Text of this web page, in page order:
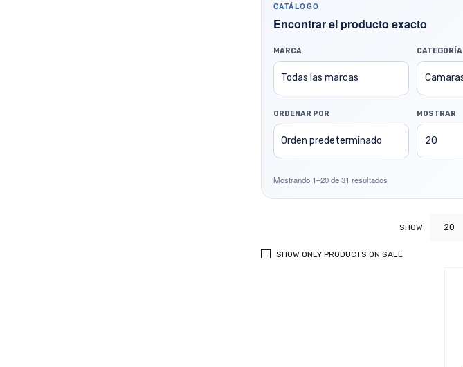
CATÁLOGO
Encontrar el producto exacto
MARCA CATEGORÍA
ORDENAR POR MOSTRAR
Mostrando 1–20 de 31 resultados
SHOW 20
SHOW ONLY PRODUCTS ON SALE